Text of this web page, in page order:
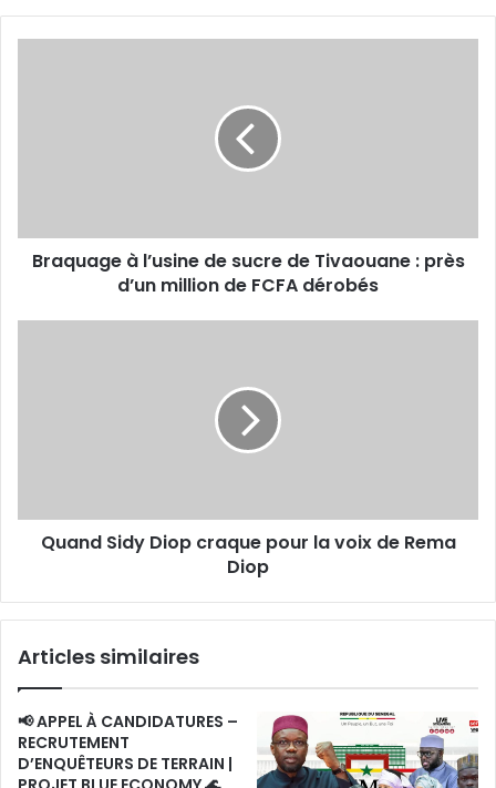
près
d’unBraquage à l’usine de sucre de Tivaouane : près
d’un million de FCFA dérobés
Rema
DiopQuand Sidy Diop craque pour la voix de Rema
Diop
Articles similaires
📢 APPEL À CANDIDATURES –
RECRUTEMENT
D’ENQUÊTEURS DE TERRAIN |